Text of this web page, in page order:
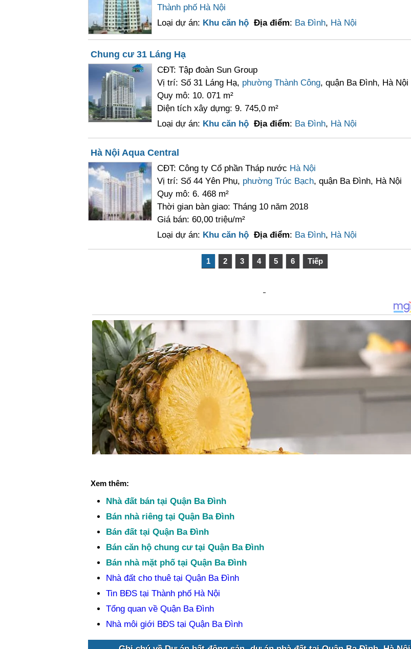
Thành phố Hà Nội
Loại dự án: Khu căn hộ Địa điểm: Ba Đình, Hà Nội
Chung cư 31 Láng Hạ
CĐT: Tập đoàn Sun Group
Vị trí: Số 31 Láng Hạ, phường Thành Công, quận Ba Đình, Hà Nội
Quy mô: 10. 071 m²
Diện tích xây dựng: 9. 745,0 m²
Loại dự án: Khu căn hộ Địa điểm: Ba Đình, Hà Nội
Hà Nội Aqua Central
CĐT: Công ty Cổ phần Tháp nước Hà Nội
Vị trí: Số 44 Yên Phụ, phường Trúc Bạch, quận Ba Đình, Hà Nội
Quy mô: 6. 468 m²
Thời gian bàn giao: Tháng 10 năm 2018
Giá bán: 60,00 triệu/m²
Loại dự án: Khu căn hộ Địa điểm: Ba Đình, Hà Nội
1 2 3 4 5 6 Tiếp
Xem thêm:
Nhà đất bán tại Quận Ba Đình
Bán nhà riêng tại Quận Ba Đình
Bán đất tại Quận Ba Đình
Bán căn hộ chung cư tại Quận Ba Đình
Bán nhà mặt phố tại Quận Ba Đình
Nhà đất cho thuê tại Quận Ba Đình
Tin BĐS tại Thành phố Hà Nội
Tổng quan về Quận Ba Đình
Nhà môi giới BĐS tại Quận Ba Đình